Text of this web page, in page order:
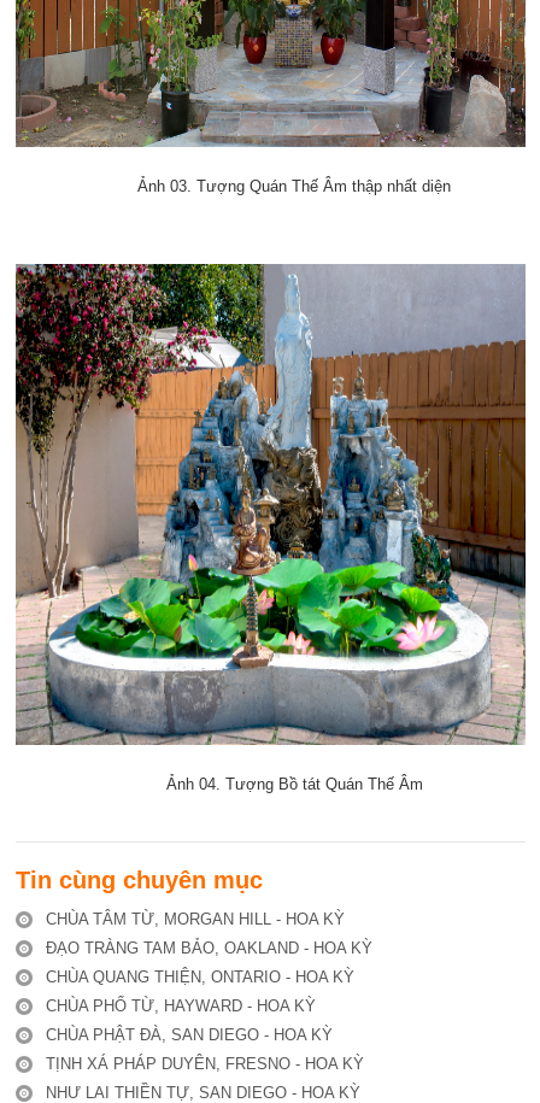
Ảnh 03. Tượng Quán Thế Âm thập nhất diện
Ảnh 04. Tượng Bồ tát Quán Thế Âm
Tin cùng chuyên mục
CHÙA TÂM TỪ, MORGAN HILL - HOA KỲ
ĐẠO TRÀNG TAM BẢO, OAKLAND - HOA KỲ
CHÙA QUANG THIỆN, ONTARIO - HOA KỲ
CHÙA PHỔ TỪ, HAYWARD - HOA KỲ
CHÙA PHẬT ĐÀ, SAN DIEGO - HOA KỲ
TỊNH XÁ PHÁP DUYÊN, FRESNO - HOA KỲ
NHƯ LAI THIỀN TỰ, SAN DIEGO - HOA KỲ